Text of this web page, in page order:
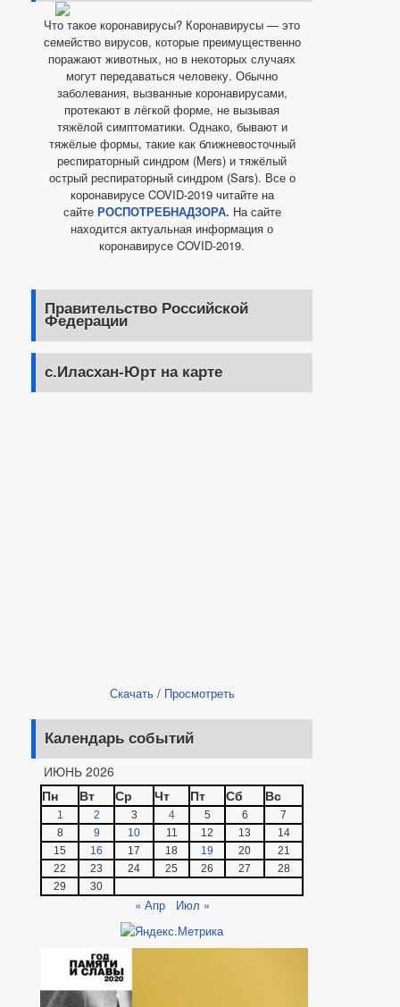
Что такое коронавирусы? Коронавирусы — это
семейство вирусов, которые преимущественно
поражают животных, но в некоторых случаях
могут передаваться человеку. Обычно
заболевания, вызванные коронавирусами,
протекают в лёгкой форме, не вызывая
тяжёлой симптоматики. Однако, бывают и
тяжёлые формы, такие как ближневосточный
респираторный синдром (Mers) и тяжёлый
острый респираторный синдром (Sars). Все о
коронавирусе COVID-2019 читайте на
сайте РОСПОТРЕБНАДЗОРА. На сайте
находится актуальная информация о
коронавирусе COVID-2019.
Правительство Российской
Федерации
с.Иласхан-Юрт на карте
Скачать/ Просмотреть
Календарь событий
ИЮНЬ 2026
Пн
Вт Ср Чт Пт Сб Вс
1 2 3 4 5 6
7
8
9 10 11 12 13
14
15
16 17 18 19 20
21
22
23 24 25 26 27
28
29
30
« Апр Июл »